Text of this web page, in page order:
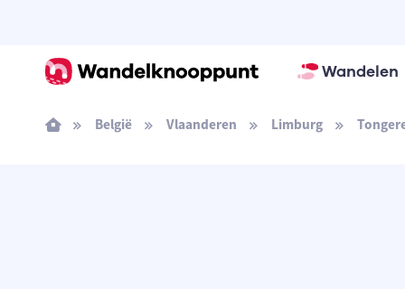
Wandelen
België Vlaanderen Limburg